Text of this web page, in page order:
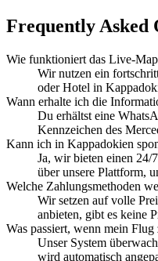
Frequently Asked
Wie funktioniert das Live-
Wir nutzen ein
oder Hotel in
Wann erhalte ich die
Du erhältst eine
Kennzeichen des
Kann ich in Kappadokien
Ja, wir bieten einen 24/
über unsere Plattform,
Welche Zahlungsmethoden
Wir setzen auf volle
anbieten, gibt es keine
Was passiert, wenn mein
Unser System
wird automatisch